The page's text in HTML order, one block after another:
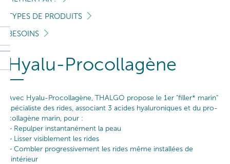
TYPES DE PRODUITS
BESOINS
Hyalu-Procollagène
Avec Hyalu-Procollagène, THALGO propose le 1er "filler* marin"
spécialiste des rides, associant 3 acides hyaluroniques et du pro-
collagène marin, pour :​
~ Repulper instantanément la peau​
~ Lisser visiblement les rides​
~ Combler progressivement les rides même installées de
l’intérieur​ ​